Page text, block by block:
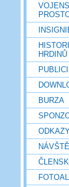
HRDINŮ
BURZA